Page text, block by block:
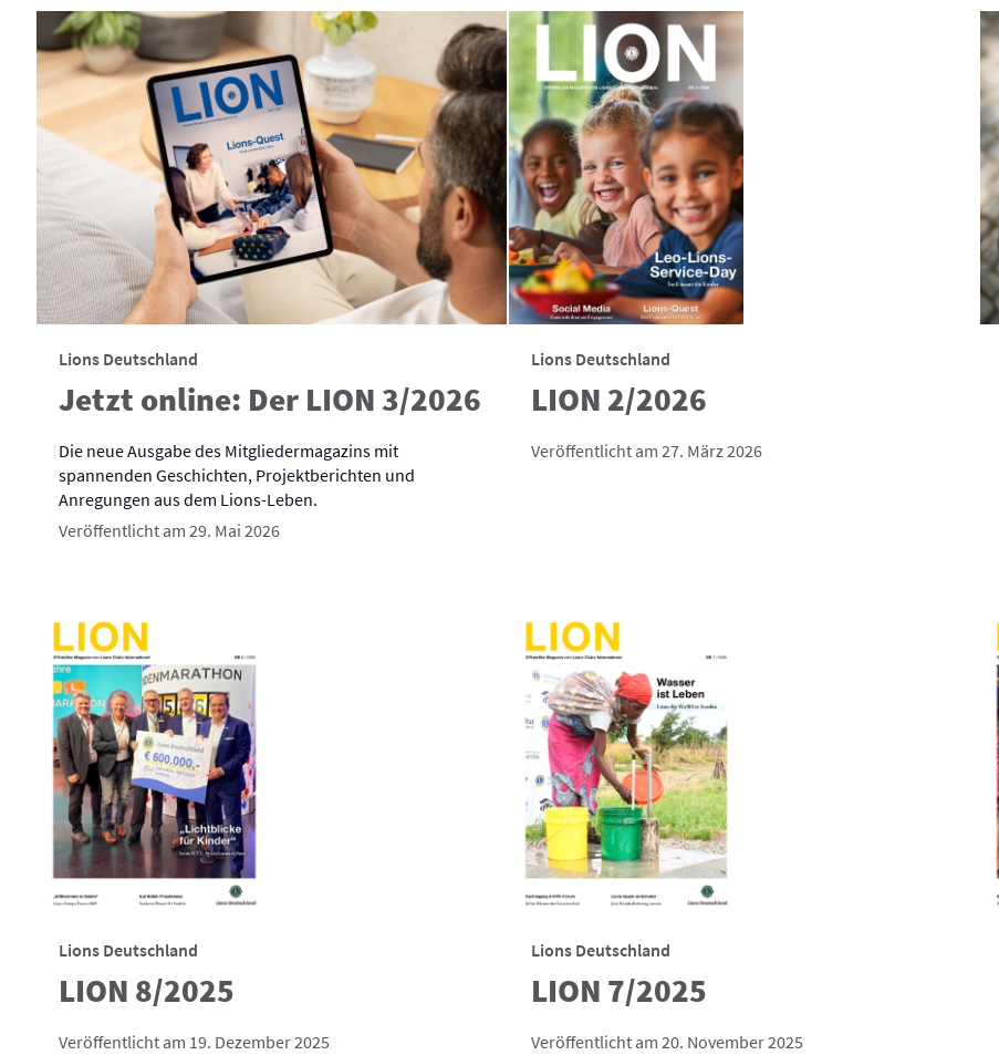
Lions Deutschland
Jetzt online: Der LION 3/2026
Die neue Ausgabe des Mitgliedermagazins mit
spannenden Geschichten, Projektberichten und
Anregungen aus dem Lions-Leben.
Veröffentlicht am 29. Mai 2026
Lions Deutschland
LION 2/2026
Veröffentlicht am 27. März 2026
Lions Deutschland
LION 8/2025
Veröffentlicht am 19. Dezember 2025
Lions Deutschland
LION 7/2025
Veröffentlicht am 20. November 2025